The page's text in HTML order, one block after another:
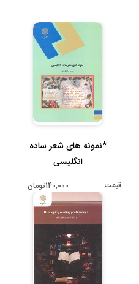
*نمونه های شعر ساده
انگلیسی
قیمت: 140,000تومان